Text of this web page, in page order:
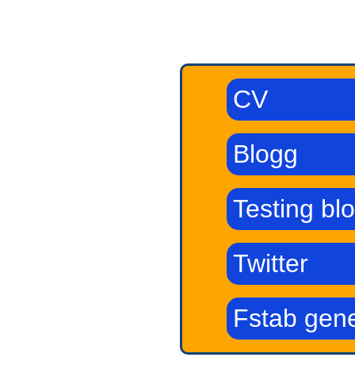
CV
Blogg
Testing
Twitter
Fstab